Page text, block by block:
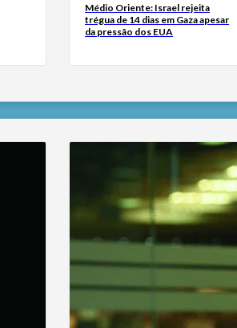
Médio Oriente: Israel rejeita
trégua de 14 dias em Gaza apesar
da pressão dos EUA